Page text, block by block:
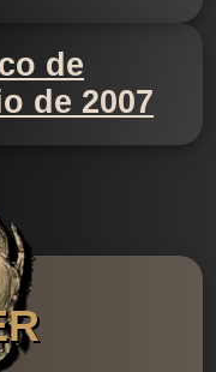
de
de 2007